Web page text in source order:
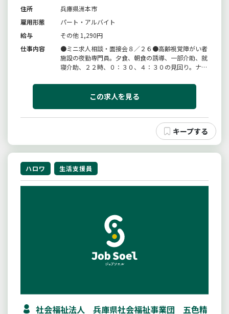
住所
兵庫県洲本市
雇用形態
パート・アルバイト
給与
その他 1,290円
仕事内容
●ミニ求人相談・面接会８／２６●高齢視覚障がい者
施設の夜勤専門員。夕食、朝食の誘導、一部介助、就
寝介助、２２時、０：３０、４：３０の見回り。ナー
自分で出来る人が多く、一部排泄介助が必要です。夜
間は夜勤者と宿直者の２名。夜勤時の看護職員へのオ
この求人を見る
ハロワ 生活支援員
社会福祉法人 兵庫県社会福祉事業団 五色精